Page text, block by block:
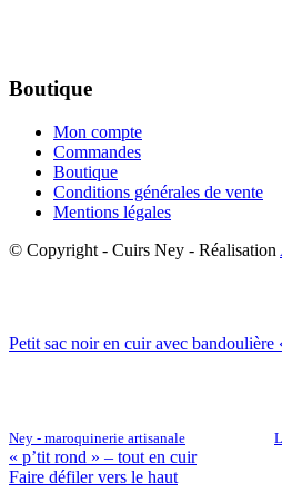
Boutique
Mon compte
Commandes
Boutique
Conditions générales de vente
Mentions légales
© Copyright - Cuirs Ney - Réalisation
Petit sac noir en cuir avec bandoulière
Ney - maroquinerie artisanale
« p’tit rond » – tout en cuir
Faire défiler vers le haut